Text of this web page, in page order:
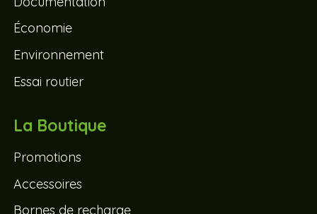
Environnement
Essai routier
La Boutique
Bornes de recharge
Wallbox